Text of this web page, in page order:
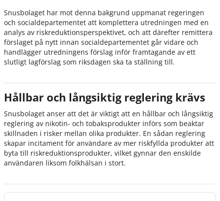
Snusbolaget har mot denna bakgrund uppmanat regeringen
och socialdepartementet att komplettera utredningen med en
analys av riskreduktionsperspektivet, och att därefter remittera
förslaget på nytt innan socialdepartementet går vidare och
handlägger utredningens förslag inför framtagande av ett
slutligt lagförslag som riksdagen ska ta ställning till.
Hållbar och långsiktig reglering krävs
Snusbolaget anser att det är viktigt att en hållbar och långsiktig
reglering av nikotin- och tobaksprodukter införs som beaktar
skillnaden i risker mellan olika produkter. En sådan reglering
skapar incitament för användare av mer riskfyllda produkter att
byta till riskreduktionsprodukter, vilket gynnar den enskilde
användaren liksom folkhälsan i stort.